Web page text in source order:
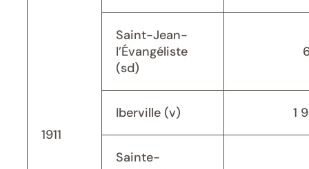
1911
Saint-Jean-
l’Évangéliste
(sd)
Iberville (v) 1
Sainte-